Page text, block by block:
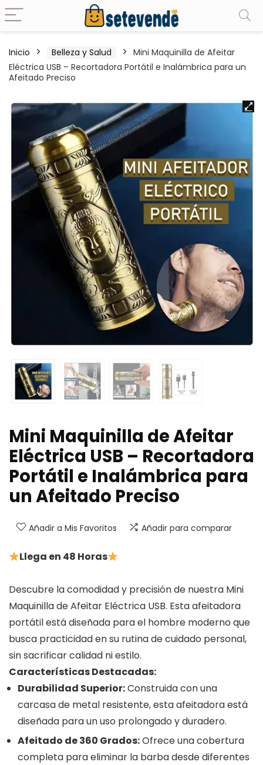
Inicio Belleza y Salud
Mini Maquinilla de Afeitar
Eléctrica USB – Recortadora Portátil e Inalámbrica para un
Afeitado Preciso
Mini Maquinilla de Afeitar
Eléctrica USB – Recortadora
Portátil e Inalámbrica para
un Afeitado Preciso
Añadir a Mis Favoritos Añadir para comparar
Llega en 48 Horas
Descubre la comodidad y precisión de nuestra Mini
Maquinilla de Afeitar Eléctrica USB. Esta afeitadora
portátil está diseñada para el hombre moderno que
busca practicidad en su rutina de cuidado personal,
sin sacrificar calidad ni estilo.
Características Destacadas:
Durabilidad Superior:Construida con una
carcasa de metal resistente, esta afeitadora está
diseñada para un uso prolongado y duradero.
Afeitado de 360 Grados:Ofrece una cobertura
completa para eliminar la barba desde diferentes